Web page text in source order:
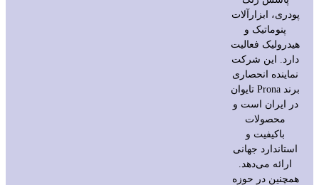
پودری، ابزارآلات
پنوماتیک و
هیدرولیک فعالیت
دارد. این شرکت
نماینده انحصاری
برند Prona تایوان
در ایران است و
محصولات
باکیفیت و
استاندارد جهانی
ارائه می‌دهد.
همچنین در حوزه